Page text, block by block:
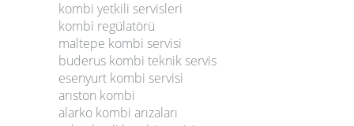
kombi yetkili servisleri
kombi regülatörü
maltepe kombi servisi
buderus kombi teknik servis
esenyurt kombi servisi
arıston kombi
alarko kombi arızaları